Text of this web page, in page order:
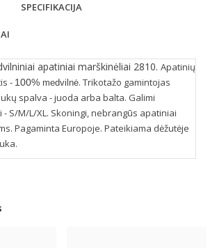
SPECIFIKACIJA
apatiniai marškinėliai 2810. Apatinių
- 100% medvilnė. Trikotažo gamintojas
spalva - juoda arba balta. Galimi
S/M/L/XL. Skoningi, nebrangūs apatiniai
Pagaminta Europoje. Pateikiama dėžutėje